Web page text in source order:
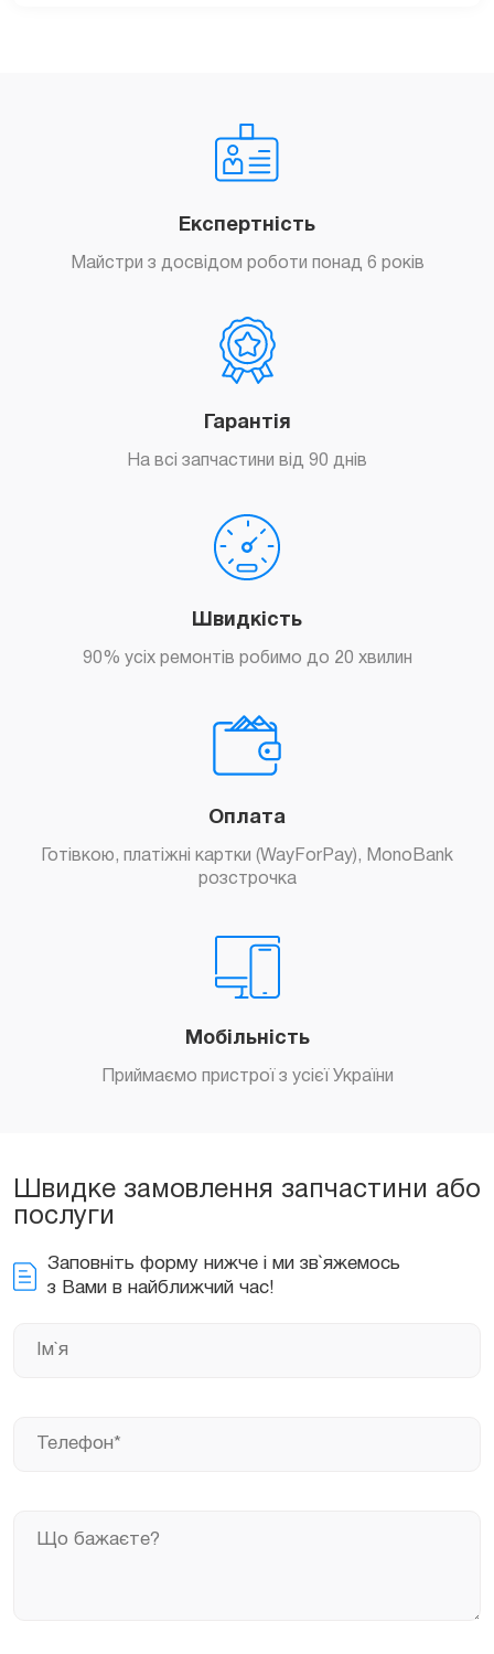
Експертність
Майстри з досвідом роботи понад 6 років
Гарантія
На всі запчастини від 90 днів
Швидкість
90% усіх ремонтів робимо до 20 хвилин
Оплата
Готівкою, платіжні картки (WayForPay), MonoBank
розстрочка
Мобільність
Приймаємо пристрої з усієї України
Швидке замовлення запчастини або
послуги
Заповніть форму нижче і ми зв`яжемось
з Вами в найближчий час!